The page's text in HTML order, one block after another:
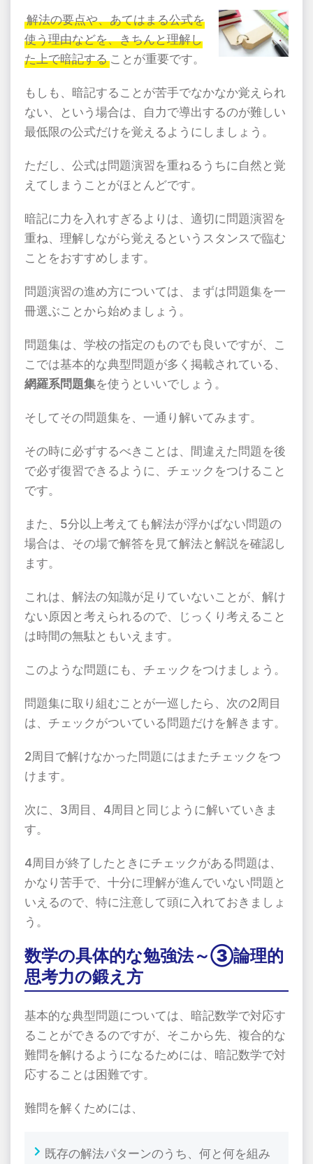
解法の要点や、あてはまる公式を
使う理由などを、きちんと理解し
た上で暗記する ことが重要です。
もしも、暗記することが苦手でなかなか覚えられ
ない、という場合は、自力で導出するのが難しい
最低限の公式だけを覚えるようにしましょう。
ただし、公式は問題演習を重ねるうちに自然と覚
えてしまうことがほとんどです。
暗記に力を入れすぎるよりは、適切に問題演習を
重ね、理解しながら覚えるというスタンスで臨む
ことをおすすめします。
問題演習の進め方については、まずは問題集を一
冊選ぶことから始めましょう。
問題集は、学校の指定のものでも良いですが、こ
こでは基本的な典型問題が多く掲載されている、
網羅系問題集を使うといいでしょう。
そしてその問題集を、一通り解いてみます。
その時に必ずするべきことは、間違えた問題を後
で必ず復習できるように、チェックをつけること
です。
また、5分以上考えても解法が浮かばない問題の
場合は、その場で解答を見て解法と解説を確認し
ます。
これは、解法の知識が足りていないことが、解け
ない原因と考えられるので、じっくり考えること
は時間の無駄ともいえます。
このような問題にも、チェックをつけましょう。
問題集に取り組むことが一巡したら、次の2周目
は、チェックがついている問題だけを解きます。
2周目で解けなかった問題にはまたチェックをつ
けます。
次に、3周目、4周目と同じように解いていきま
す。
4周目が終了したときにチェックがある問題は、
かなり苦手で、十分に理解が進んでいない問題と
いえるので、特に注意して頭に入れておきましょ
う。
数学の具体的な勉強法～③論理的
思考力の鍛え方
基本的な典型問題については、暗記数学で対応す
ることができるのですが、そこから先、複合的な
難問を解けるようになるためには、暗記数学で対
応することは困難です。
難問を解くためには、
既存の解法パターンのうち、何と何を組み